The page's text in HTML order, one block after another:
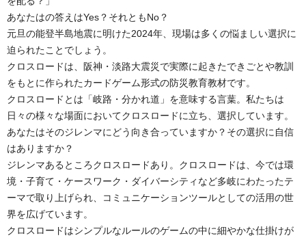
あなたはの答えはYes？それともNo？
元旦の能登半島地震に明けた2024年、現場は多くの悩ましい選択に
迫られたことでしょう。
クロスロードは、阪神・淡路大震災で実際に起きたできごとや教訓
をもとに作られたカードゲーム形式の防災教育教材です。
クロスロードとは「岐路・分かれ道」を意味する言葉。私たちは
日々の様々な場面においてクロスロードに立ち、選択しています。
あなたはそのジレンマにどう向き合っていますか？その選択に自信
はありますか？
ジレンマあるところクロスロードあり。クロスロードは、今では環
境・子育て・ケースワーク・ダイバーシティなど多岐にわたったテ
ーマで取り上げられ、コミュニケーションツールとしての活用の世
界を広げています。
クロスロードはシンプルなルールのゲームの中に細やかな仕掛けが